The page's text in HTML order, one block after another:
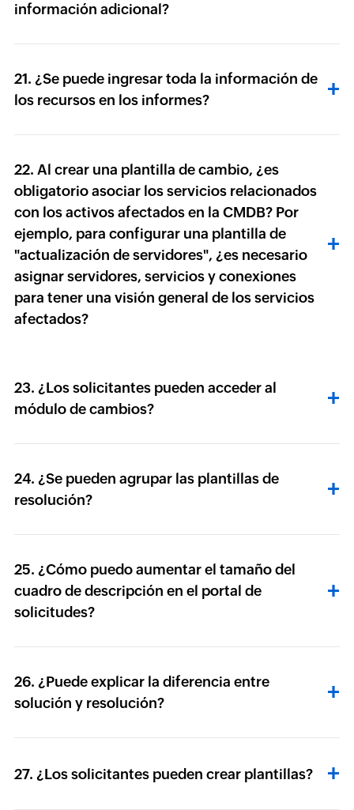
información adicional?
21. ¿Se puede ingresar toda la información de
los recursos en los informes?
22. Al crear una plantilla de cambio, ¿es
obligatorio asociar los servicios relacionados
con los activos afectados en la CMDB? Por
ejemplo, para configurar una plantilla de
"actualización de servidores", ¿es necesario
asignar servidores, servicios y conexiones
para tener una visión general de los servicios
afectados?
23. ¿Los solicitantes pueden acceder al
módulo de cambios?
24. ¿Se pueden agrupar las plantillas de
resolución?
25. ¿Cómo puedo aumentar el tamaño del
cuadro de descripción en el portal de
solicitudes?
26. ¿Puede explicar la diferencia entre
solución y resolución?
27. ¿Los solicitantes pueden crear plantillas?